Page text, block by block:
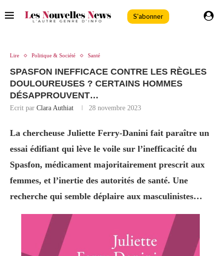
S'abonner
Lire Politique & Société Santé
SPASFON INEFFICACE CONTRE LES RÈGLES
DOULOUREUSES ? CERTAINS HOMMES
DÉSAPPROUVENT…
Ecrit par Clara Authiat 28 novembre 2023
La chercheuse Juliette Ferry-Danini fait paraître un
essai édifiant qui lève le voile sur l’inefficacité du
Spasfon, médicament majoritairement prescrit aux
femmes, et l’inertie des autorités de santé. Une
recherche qui semble déplaire aux masculinistes…